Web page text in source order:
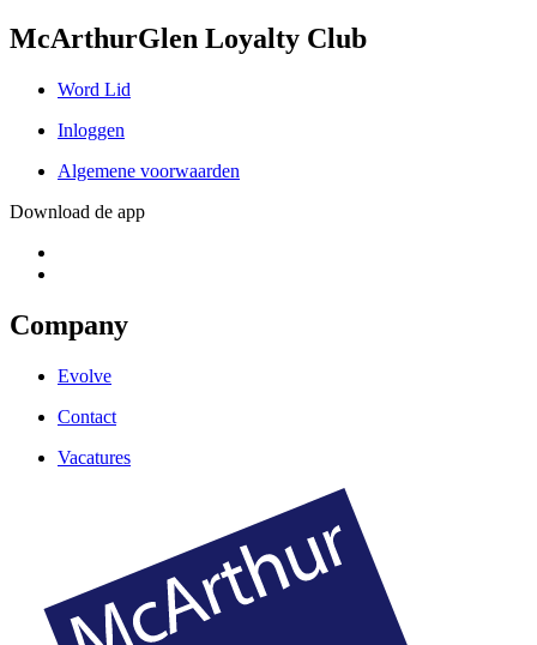
McArthurGlen Loyalty Club
Word Lid
Inloggen
Algemene voorwaarden
Download de app
Company
Evolve
Contact
Vacatures